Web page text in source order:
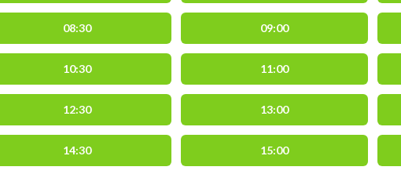
08:30 09:00
10:30 11:00
12:30 13:00
14:30 15:00